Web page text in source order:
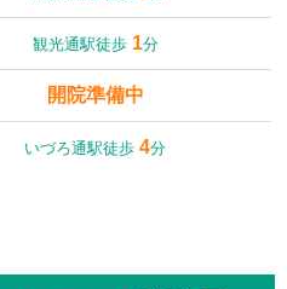
観光通駅徒歩 1分
開院準備中
いづろ通駅徒歩4分